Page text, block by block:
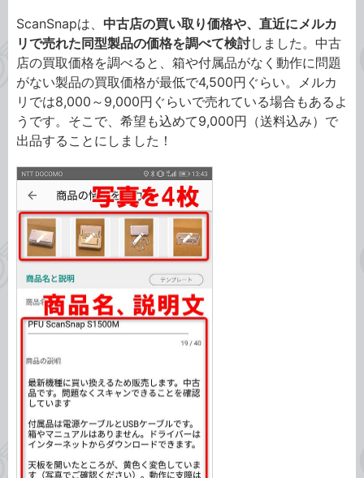
ScanSnapは、 中古店の買い取り価格や、直近にメルカ
リで売れた同型製品の価格を調べて検討しました。中古
店の買取価格を調べると、箱や付属品がなく動作に問題
がない製品の買取価格が最低で4,500円ぐらい。メルカ
リでは8,000～9,000円ぐらいで売れている場合もあるよ
うです。そこで、希望も込めて9,000円（送料込み）で
出品することにしました！